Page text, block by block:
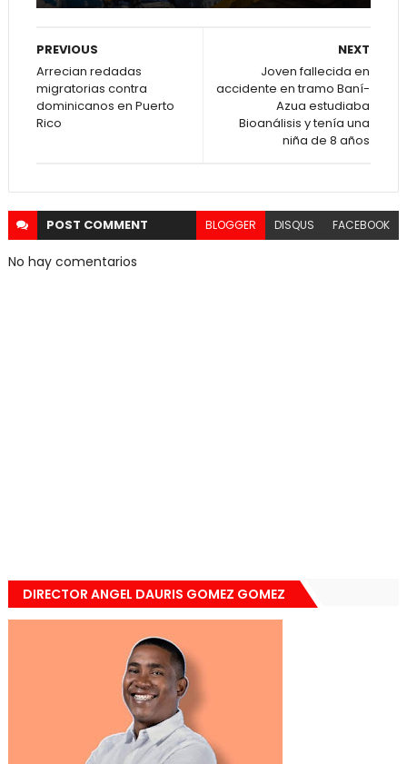
NEXT
Joven fallecida en
accidente en tramo Baní-
Azua estudiaba
Bioanálisis y tenía una
niña de 8 años
PREVIOUS
Arrecian redadas
migratorias contra
dominicanos en Puerto
Rico
POST COMMENT BLOGGER DISQUS FACEBOOK
No hay comentarios
DIRECTOR ANGEL DAURIS GOMEZ GOMEZ